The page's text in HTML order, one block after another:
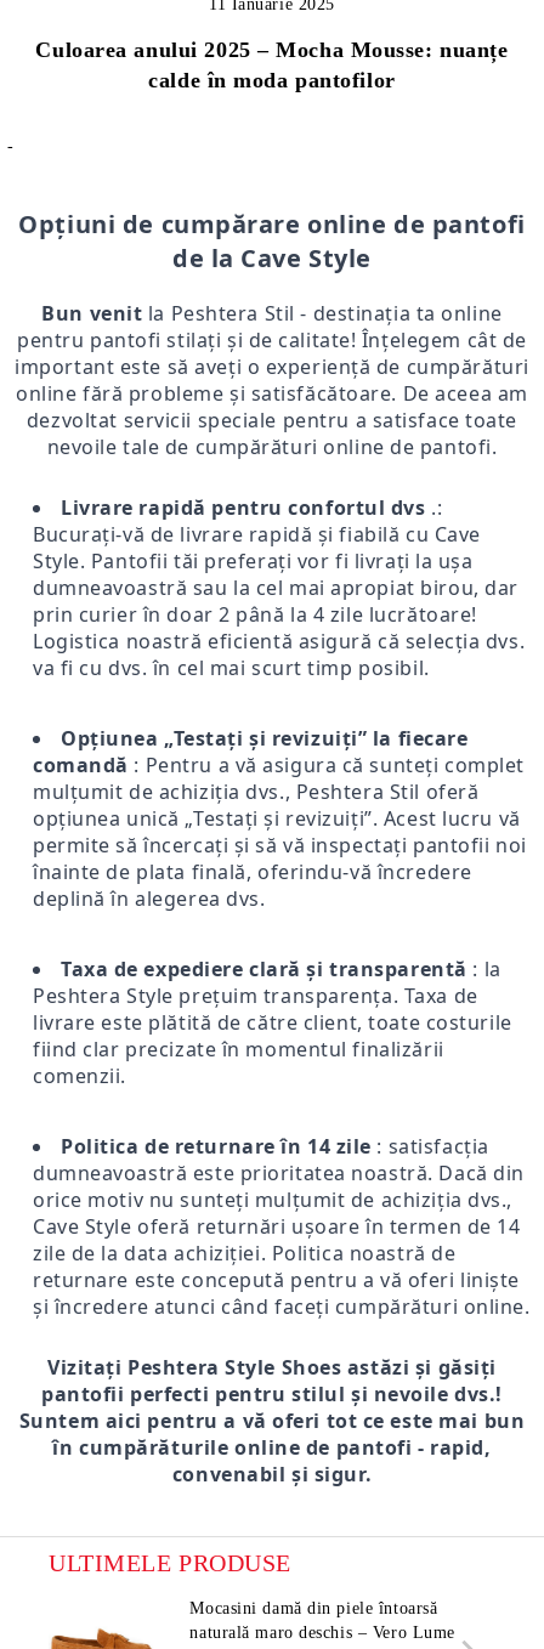
Culoarea anului 2025 – Mocha Mousse: nuanțe
calde în moda pantofilor
11 Ianuarie 2025
-
Opțiuni de cumpărare online de pantofi
de la Cave Style
Bun venit la Peshtera Stil - destinația ta online
pentru pantofi stilați și de calitate! Înțelegem cât de
important este să aveți o experiență de cumpărături
online fără probleme și satisfăcătoare. De aceea am
dezvoltat servicii speciale pentru a satisface toate
nevoile tale de cumpărături online de pantofi.
Livrare rapidă pentru confortul dvs .:
Bucurați-vă de livrare rapidă și fiabilă cu Cave
Style. Pantofii tăi preferați vor fi livrați la ușa
dumneavoastră sau la cel mai apropiat birou, dar
prin curier în doar 2 până la 4 zile lucrătoare!
Logistica noastră eficientă asigură că selecția dvs.
va fi cu dvs. în cel mai scurt timp posibil.
Opțiunea „Testați și revizuiți” la fiecare
comandă : Pentru a vă asigura că sunteți complet
mulțumit de achiziția dvs., Peshtera Stil oferă
opțiunea unică „Testați și revizuiți”. Acest lucru vă
permite să încercați și să vă inspectați pantofii noi
înainte de plata finală, oferindu-vă încredere
deplină în alegerea dvs.
Taxa de expediere clară și transparentă : la
Peshtera Style prețuim transparența. Taxa de
livrare este plătită de către client, toate costurile
fiind clar precizate în momentul finalizării
comenzii.
Politica de returnare în 14 zile : satisfacția
dumneavoastră este prioritatea noastră. Dacă din
orice motiv nu sunteți mulțumit de achiziția dvs.,
Cave Style oferă returnări ușoare în termen de 14
zile de la data achiziției. Politica noastră de
returnare este concepută pentru a vă oferi liniște
și încredere atunci când faceți cumpărături online.
Vizitați Peshtera Style Shoes astăzi și găsiți
pantofii perfecti pentru stilul și nevoile dvs.!
Suntem aici pentru a vă oferi tot ce este mai bun
în cumpărăturile online de pantofi - rapid,
convenabil și sigur.
ULTIMELE PRODUSE
Mocasini damă din piele întoarsă
naturală maro deschis – Vero Lume